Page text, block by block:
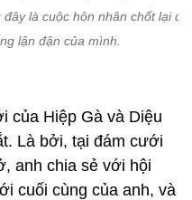
là cuộc hôn nhân chốt lại
lận đận của mình.
của Hiệp Gà và Diệu
Là bởi, tại đám cưới
anh chia sẻ với hội
cuối cùng của anh, và